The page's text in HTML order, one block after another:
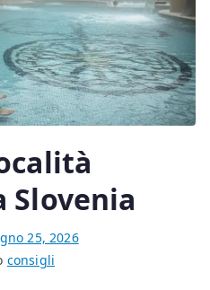
25, 2026
consigli